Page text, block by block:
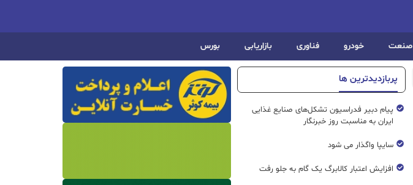
صنعت خودرو فناوری بازاریابی بورس
پربازدیدترین ها
پیام دبیر فدراسیون تشکل‌های صنایع غذایی
ایران به مناسبت روز خبرنگار
سایپا واگذار می شود
افزایش اعتبار کالابرگ یک گام به جلو رفت